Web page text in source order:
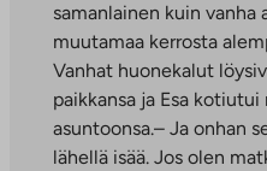
samanlainen kuin vanha
muutamaa kerrosta
Vanhat huonekalut
paikkansa ja Esa
asuntoonsa.– Ja onhan
lähellä isää. Jos olen